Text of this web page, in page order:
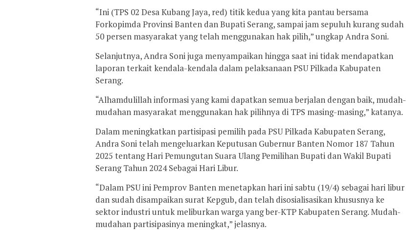
“Ini (TPS 02 Desa Kubang Jaya, red) titik kedua yang kita pantau bersama
Forkopimda Provinsi Banten dan Bupati Serang, sampai jam sepuluh kurang sudah
50 persen masyarakat yang telah menggunakan hak pilih,” ungkap Andra Soni.
Selanjutnya, Andra Soni juga menyampaikan hingga saat ini tidak mendapatkan
laporan terkait kendala-kendala dalam pelaksanaan PSU Pilkada Kabupaten
Serang.
“Alhamdulillah informasi yang kami dapatkan semua berjalan dengan baik, mudah-
mudahan masyarakat menggunakan hak pilihnya di TPS masing-masing,” katanya.
Dalam meningkatkan partisipasi pemilih pada PSU Pilkada Kabupaten Serang,
Andra Soni telah mengeluarkan Keputusan Gubernur Banten Nomor 187 Tahun
2025 tentang Hari Pemungutan Suara Ulang Pemilihan Bupati dan Wakil Bupati
Serang Tahun 2024 Sebagai Hari Libur.
“Dalam PSU ini Pemprov Banten menetapkan hari ini sabtu (19/4) sebagai hari libur
dan sudah disampaikan surat Kepgub, dan telah disosialisasikan khususnya ke
sektor industri untuk meliburkan warga yang ber-KTP Kabupaten Serang. Mudah-
mudahan partisipasinya meningkat,” jelasnya.